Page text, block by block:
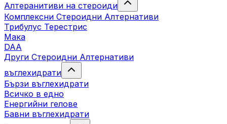
Алтеранитиви на стероиди
Комплексни Стероидни Алтернативи
Трибулус Терестрис
Maка
DAA
Други Стероидни Алтернативи
въглехидрати
Бързи въглехидрати
Всичко в едно
Енергийни гелове
Бавни въглехидрати